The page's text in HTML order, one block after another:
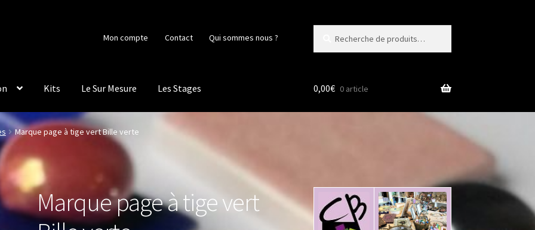
Mon compte Contact Qui sommes nous ?
Kits Le Sur Mesure Les Stages 0,00€ 0 article
Marque page à tige vert Bille verte
Marque page à tige vert